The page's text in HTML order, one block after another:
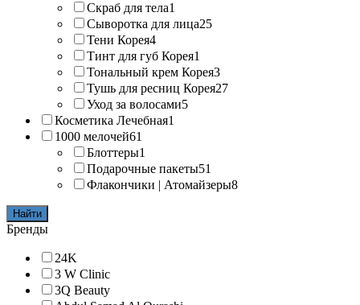
Скраб для тела1
Сыворотка для лица25
Тени Корея4
Тинт для губ Корея1
Тональный крем Корея3
Тушь для ресниц Корея27
Уход за волосами5
Косметика Лечебная1
1000 мелочей61
Блоттеры1
Подарочные пакеты51
Флакончики | Атомайзеры8
Найти
Бренды
24K
3 W Clinic
3Q Beauty